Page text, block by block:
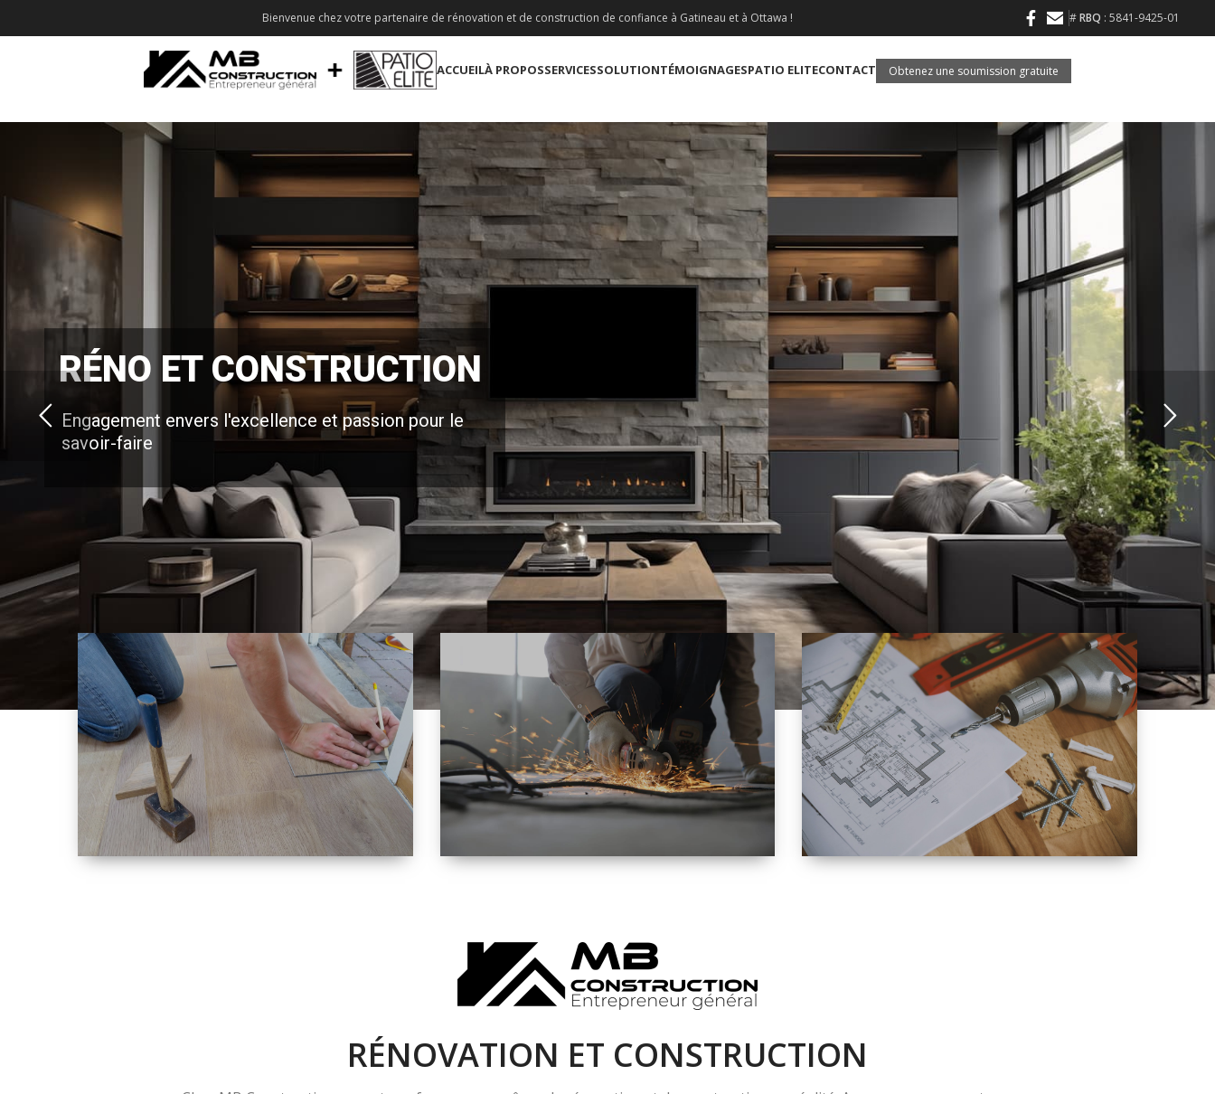
Bienvenue chez votre partenaire de rénovation et de construction de confiance à Gatineau et à Ottawa ! #RBQ : 5841-9425-01
ACCUEILÀ PROPOSSERVICESSOLUTIONTÉMOIGNAGESPATIO ELITECONTACT Obtenez une soumission gratuite
Engagement envers l'excellence et passion pour le
savoir-faire
RÉNO ET CONSTRUCTION
INTÉRIEURE ET
EXTÉRIEURE
RÉNOVATION ET CONSTRUCTION